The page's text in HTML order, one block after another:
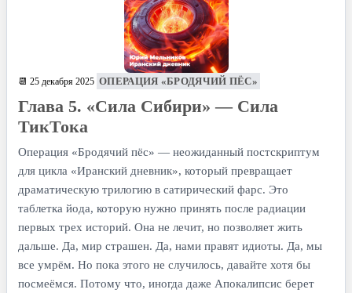
📆 25 декабря 2025 ОПЕРАЦИЯ «БРОДЯЧИЙ ПЁС»
Глава 5. «Сила Сибири» — Сила
ТикТока
Операция «Бродячий пёс» — неожиданный постскриптум
для цикла «Иранский дневник», который превращает
драматическую трилогию в сатирический фарс. Это
таблетка йода, которую нужно принять после радиации
первых трех историй. Она не лечит, но позволяет жить
дальше. Да, мир страшен. Да, нами правят идиоты. Да, мы
все умрём. Но пока этого не случилось, давайте хотя бы
посмеёмся. Потому что, иногда даже Апокалипсис берет